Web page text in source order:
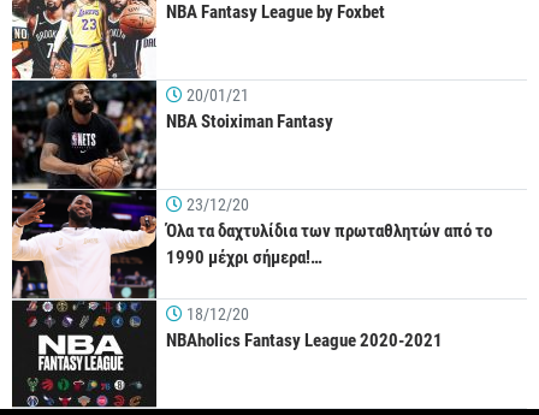
NBA Fantasy League by Foxbet
20/01/21
NBA Stoiximan Fantasy
23/12/20
Όλα τα δαχτυλίδια των πρωταθλητών από το
1990 μέχρι σήμερα!…
18/12/20
NBAholics Fantasy League 2020-2021